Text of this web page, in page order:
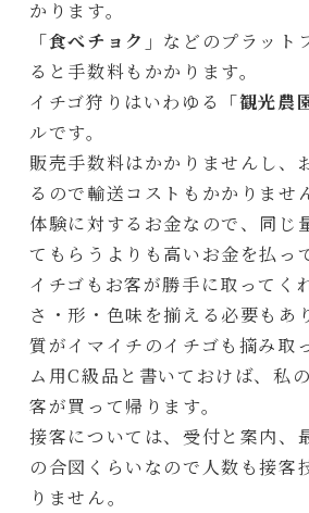
かります。
「食べチョク」 などのプラット
ると手数料もかかります。
イチゴ狩りはいわゆる
「観光農
ルです。
販売手数料はかかりませんし、
るので輸送コストもかかりませ
体験に対するお金なので、同じ
てもらうよりも高いお金を払っ
イチゴもお客が勝手に取ってく
さ・形・色味を揃える必要もあ
質がイマイチのイチゴも摘み取
ム用C級品と書いておけば、私
客が買って帰ります。
接客については、受付と案内、
の合図くらいなので人数も接客
りません。